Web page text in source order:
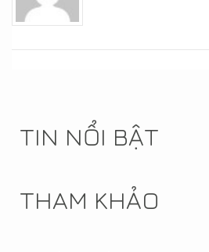
TIN NỔI BẬT
THAM KHẢO